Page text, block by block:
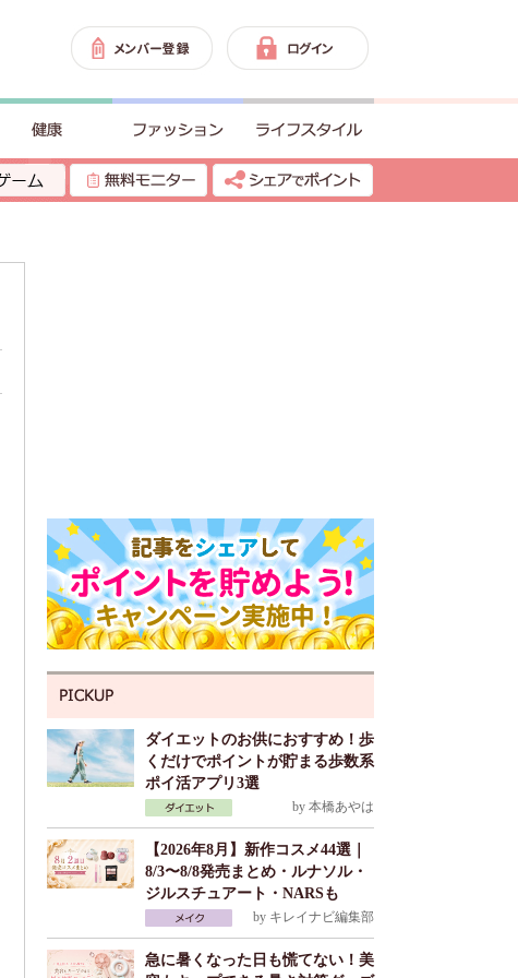
ダイエットのお供におすすめ！歩
くだけでポイントが貯まる歩数系
ポイ活アプリ3選
by 本橋あやは
【2026年8月】新作コスメ44選｜
8/3〜8/8発売まとめ・ルナソル・
ジルスチュアート・NARSも
by キレイナビ編集部
急に暑くなった日も慌てない！美